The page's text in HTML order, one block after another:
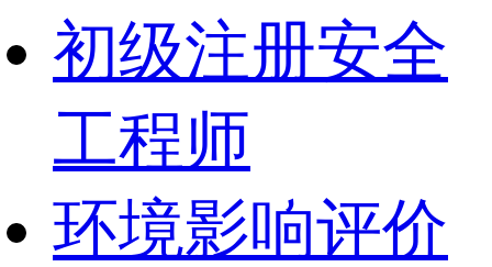
初级注册安全
工程师
环境影响评价